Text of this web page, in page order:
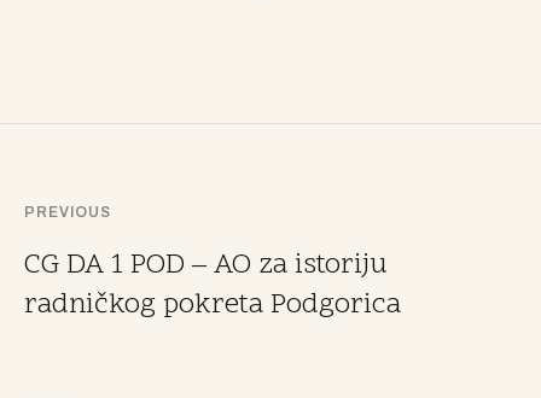
PREVIOUS
CG DA 1 POD – AO za istoriju
radničkog pokreta Podgorica